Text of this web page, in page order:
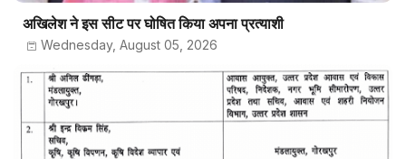
अखिलेश ने इस सीट पर घोषित किया अपना प्रत्याशी
Wednesday, August 05, 2026